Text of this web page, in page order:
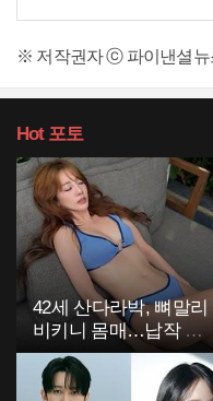
※ 저작권자 ⓒ 파이낸셜뉴
Hot포토
42세 산다라박, 뼈말리
비키니 몸매…납작 복
부에 깜짝